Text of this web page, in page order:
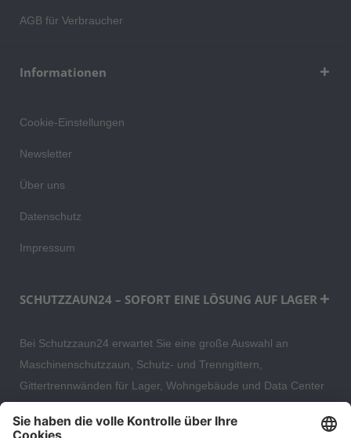
AGB für Verbraucher
Informationen
Cookie-Einstellungen
Newsletter
Über uns
Datenschutz
Impressum
SCHUTZZAUN24 – SOFORT EINE LÖSUNG AUF LAGER
Bei Schutzzaun24 erwartet Sie eine große Auswahl an
Maschinenschutzzaun, Schutz- und Trenngittern,
Gittertrennwänden für Lager, Wohngebäude und Data Center
hochwertige Gartenzäune und Zaunsysteme für die sichere